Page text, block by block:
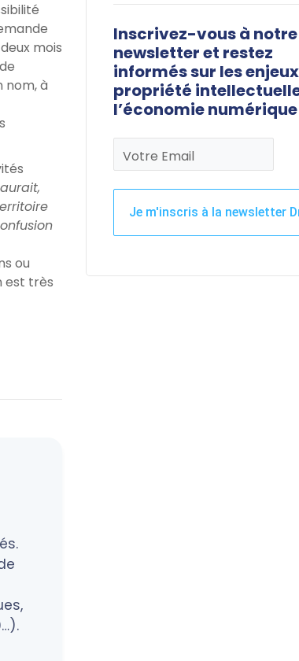
mois
nom, à
ou
est très
Inscrivez-vous à notre
newsletter et restez
informés sur les
propriété
l’économie
Votre Email
Je m'inscris à la newsletter